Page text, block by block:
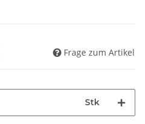
Frage zum Artikel
Stk